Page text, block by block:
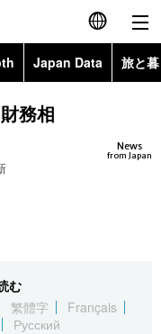
English
简体字
Japan Data 旅と
Images
務相
News
from Japan
む
繁體字
Français
Русский